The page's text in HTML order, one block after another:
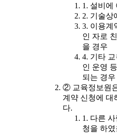
1. 설비에
2. 기술상
3. 이용계
인 자로
을 경우
4. 기타
인 운영
되는 경우
② 교육정보원
계약 신청에 대
다.
1. 다른
청을 하였